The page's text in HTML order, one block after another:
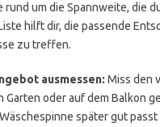
rund um die Spannweite, die
hilft dir, die passende
zu treffen.
ausmessen: Miss den
Garten oder auf dem Balkon
später gut